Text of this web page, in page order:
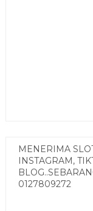
MENERIMA
INSTAGRAM,
0127809272